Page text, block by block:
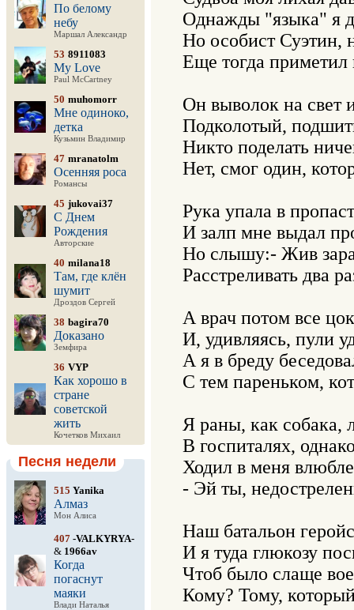
По белому
небу
Маршал Александр
53 8911083
My Love
Paul McCartney
50 muhomorr
Мне одиноко,
детка
Кузьмин Владимир
47 mranatolm
Осенняя роса
Романсы
45 jukovai37
С Днем
Рождения
Авторские
40 milana18
Там, где клён
шумит
Дроздов Сергей
38 bagira70
Доказано
Земфира
36 VYP
Как хорошо в
стране
советской
жить
Кочетков Михаил
Песня недели
515 Yanika
Алмаз
Мон Алиса
407 -VALKYRYA-
& 1966av
Когда
погаснут
маяки
Влади Наталья
Однажды "языка" я
Но особист Суэтин,
Еще тогда приметил
Он выволок на свет
Подколотый,
Никто поделать
Нет, смог один,
Рука упала в
И залп мне выдал
Но слышу:- Жив
Расстреливать два
А врач потом все
И, удивляясь, пули
А я в бреду
С тем пареньком,
Я раны, как собака,
В госпиталях,
Ходил в меня
- Эй ты,
Наш батальон
И я туда глюкозу
Чтоб было слаще
Кому? Тому,